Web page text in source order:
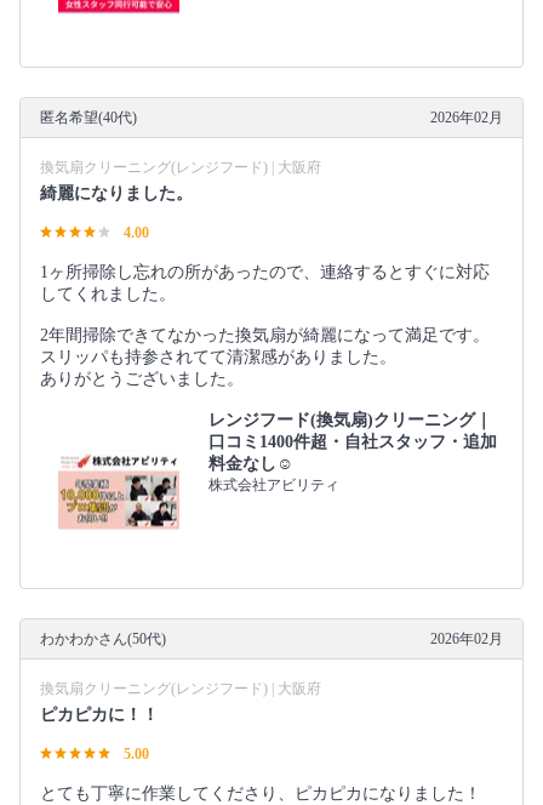
匿名希望(40代) 2026年02月
換気扇クリーニング(レンジフード) | 大阪府
綺麗になりました。
4.00
1ヶ所掃除し忘れの所があったので、連絡するとすぐに対応
してくれました。
2年間掃除できてなかった換気扇が綺麗になって満足です。
スリッパも持参されてて清潔感がありました。
ありがとうございました。
レンジフード(換気扇)クリーニング｜
口コミ1400件超・自社スタッフ・追加
料金なし☺️
株式会社アビリティ
わかわかさん(50代) 2026年02月
換気扇クリーニング(レンジフード) | 大阪府
ピカピカに！！
5.00
とても丁寧に作業してくださり、ピカピカになりました！